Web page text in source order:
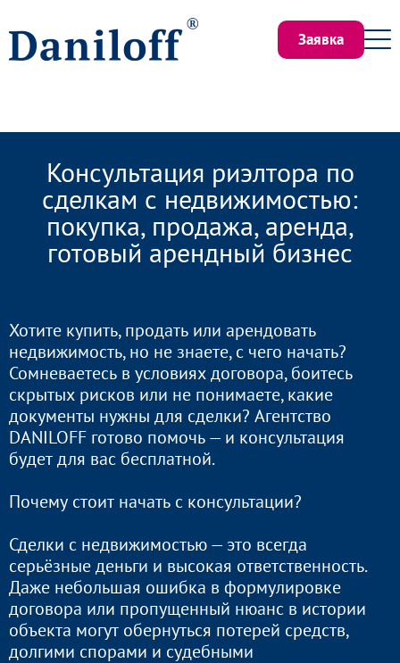
Заявка
Консультация риэлтора по
сделкам с недвижимостью:
покупка, продажа, аренда,
готовый арендный бизнес
Хотите купить, продать или арендовать
недвижимость, но не знаете, с чего начать?
Сомневаетесь в условиях договора, боитесь
скрытых рисков или не понимаете, какие
документы нужны для сделки? Агентство
DANILOFF готово помочь — и консультация
будет для вас бесплатной.
Почему стоит начать с консультации?
Сделки с недвижимостью — это всегда
серьёзные деньги и высокая ответственность.
Даже небольшая ошибка в формулировке
договора или пропущенный нюанс в истории
объекта могут обернуться потерей средств,
долгими спорами и судебными